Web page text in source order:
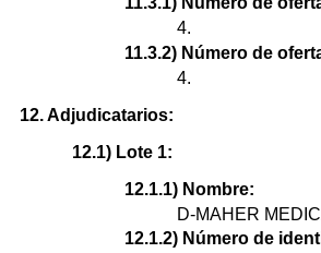
4.
11.3.2) Número de
4.
12. Adjudicatarios:
12.1) Lote 1:
12.1.1) Nombre:
D-MAHER
12.1.2) Número de